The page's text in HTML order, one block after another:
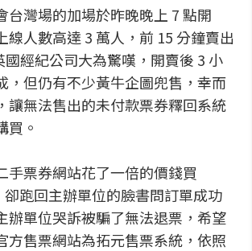
台灣場的加場於昨晚晚上 7 點開
線人數高達 3 萬人，前 15 分鐘賣出
國經紀公司大為驚嘆，開賣後 3 小
，但仍有不少黃牛企圖兜售，幸而
讓無法售出的未付款票券釋回系統
買。
手票券網站花了一倍的價錢買
卻跑回主辦單位的臉書問訂單成功
辦單位哭訴被騙了無法退票，希望
方售票網站為拓元售票系統，依照